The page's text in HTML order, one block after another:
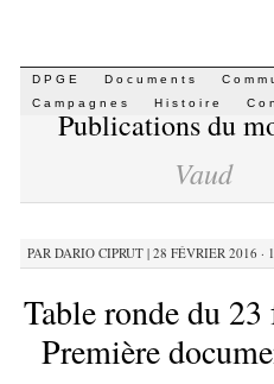
Aller
au
contenu
DPGE Documents
Campagnes
Histoire
Publications du
Vaud
PAR DARIO CIPRUT |28 FÉVRIER 2016 ·
Table ronde du
Première